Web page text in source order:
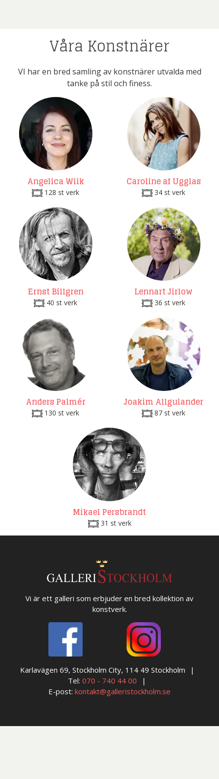
Våra Konstnärer
VI har en bred samling av konstnärer utvalda med
tanke på stil och finess.
Angelica Wiik
128 st verk
Caroline af Ugglas
34 st verk
Ernst Billgren
40 st verk
Lennart Jirlow
36 st verk
Anders Palmér
130 st verk
Joakim Allgulander
87 st verk
Mikael Persbrandt
31 st verk
Vi är ett galleri som erbjuder en bred kollektion av
konstverk.
Karlavägen 69, Stockholm City, 114 49 Stockholm
Tel: 070 - 740 44 00
E-post: kontakt@galleristockholm.se